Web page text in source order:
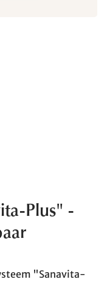
Plus" -
"Sanavita-